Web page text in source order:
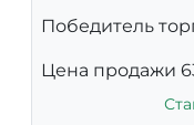
Победитель
Цена продажи